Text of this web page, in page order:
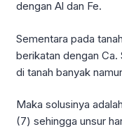
dengan Al dan Fe.
Sementara pada
berikatan dengan Ca.
di tanah banyak
Maka solusinya
(7) sehingga unsur